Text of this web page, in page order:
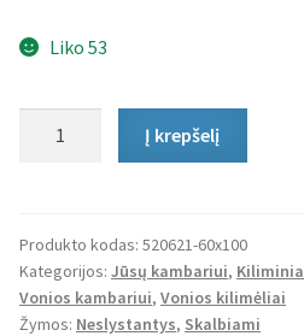
Liko 53
Ethno
Beni
Į krepšelį
Produkto kodas: 520621-60x100
Kategorijos: Jūsų kambariui,
Vonios kambariui, Vonios kilimėliai
Žymos: Neslystantys, Skalbiami